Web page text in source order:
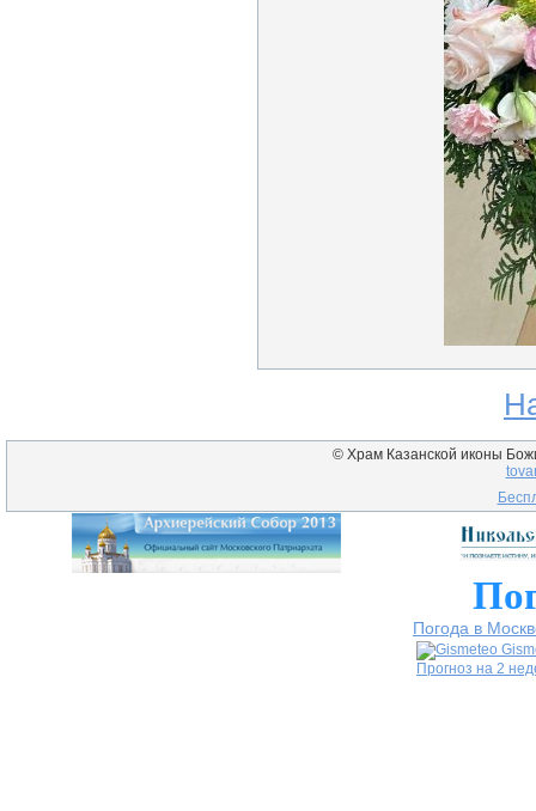
© Храм Казанской иконы
Погода в
Прогноз на 2